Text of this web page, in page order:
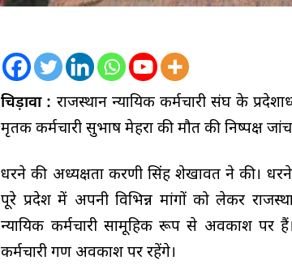
चिड़ावा : राजस्थान न्यायिक कर्मचारी संघ के
मृतक कर्मचारी सुभाष मेहरा की मौत की निष्पक्ष
धरने की अध्यक्षता करणी सिंह शेखावत ने की।
पूरे प्रदेश में अपनी विभिन्न मांगों को लेकर
न्यायिक कर्मचारी सामूहिक रूप से अवकाश पर
कर्मचारी गण अवकाश पर रहेंगे।